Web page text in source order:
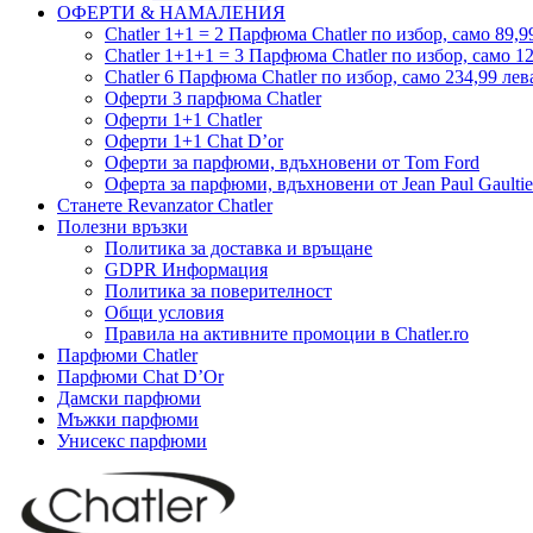
ОФЕРТИ & НАМАЛЕНИЯ
Chatler 1+1 = 2 Парфюма Chatler по избор, само
Chatler 1+1+1 = 3 Парфюма Chatler по избор, само
Chatler 6 Парфюма Chatler по избор, само 234,99
Оферти 3 парфюма Chatler
Оферти 1+1 Chatler
Оферти 1+1 Chat D’or
Оферти за парфюми, вдъхновени от Tom Ford
Оферта за парфюми, вдъхновени от Jean Paul
Станете Revanzator Chatler
Полезни връзки
Политика за доставка и връщане
GDPR Информация
Политика за поверителност
Общи условия
Правила на активните промоции в Chatler.ro
Парфюми Chatler
Парфюми Chat D’Or
Дамски парфюми
Мъжки парфюми
Унисекс парфюми